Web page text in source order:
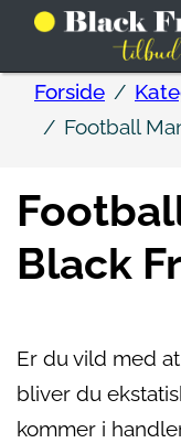
Forside
Football
Black
Er du vild med
bliver du
kommer i